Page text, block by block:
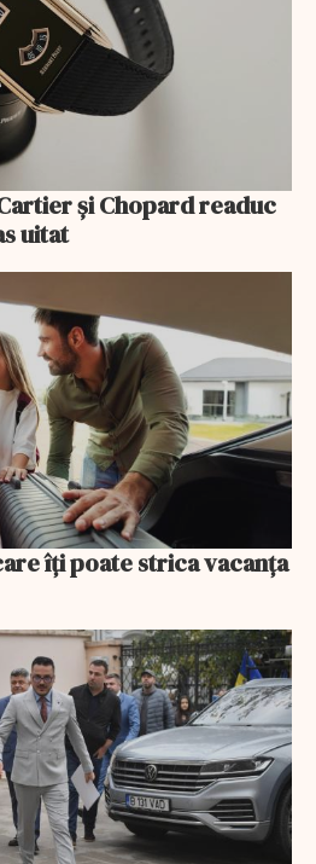
și Chopard readuc
uitat
îți poate strica vacanța